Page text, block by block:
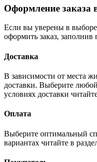
Оформление заказа
Если вы уверены в
оформить заказ,
Доставка
В зависимости от места
доставки. Выберите
условиях доставки
Оплата
Выберите оптимальный
вариантах читайте в